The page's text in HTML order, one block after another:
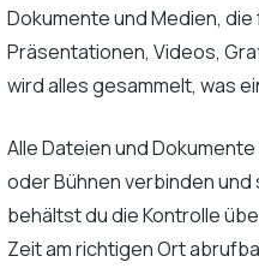
Dokumente und Medien,
Präsentationen, Videos,
wird alles gesammelt, was
Alle Dateien und
oder Bühnen verbinden
behältst du die Kontrolle
Zeit am richtigen Ort